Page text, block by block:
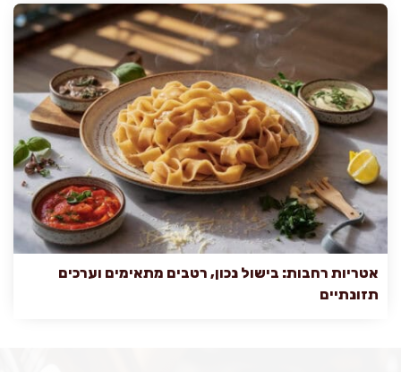
אטריות רחבות: בישול נכון, רטבים מתאימים וערכים
תזונתיים